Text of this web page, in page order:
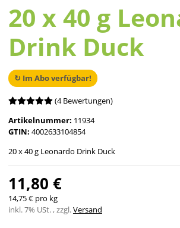
20 x 40 g
Drink Duck
↻ Im Abo verfügbar!
(4 Bewertungen)
Artikelnummer: 11934
GTIN: 4002633104854
20 x 40 g Leonardo Drink Duck
11,80 €
14,75 € pro kg
inkl. 7% USt. , zzgl.Versand